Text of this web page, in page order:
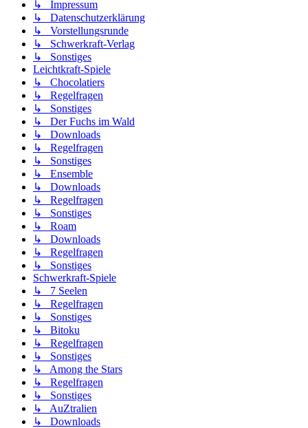
↳ Impressum
↳ Datenschutzerklärung
↳ Vorstellungsrunde
↳ Schwerkraft-Verlag
↳ Sonstiges
Leichtkraft-Spiele
↳ Chocolatiers
↳ Regelfragen
↳ Sonstiges
↳ Der Fuchs im Wald
↳ Downloads
↳ Regelfragen
↳ Sonstiges
↳ Ensemble
↳ Downloads
↳ Regelfragen
↳ Sonstiges
↳ Roam
↳ Downloads
↳ Regelfragen
↳ Sonstiges
Schwerkraft-Spiele
↳ 7 Seelen
↳ Regelfragen
↳ Sonstiges
↳ Bitoku
↳ Regelfragen
↳ Sonstiges
↳ Among the Stars
↳ Regelfragen
↳ Sonstiges
↳ AuZtralien
↳ Downloads